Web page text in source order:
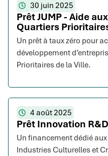
30 juin 2025
Prêt JUMP - Aide
Quartiers
Un prêt à taux zéro pour
développement
Prioritaires de la Ville.
4 août 2025
Prêt Innovation
Un financement dédié
Industries Culturelles et